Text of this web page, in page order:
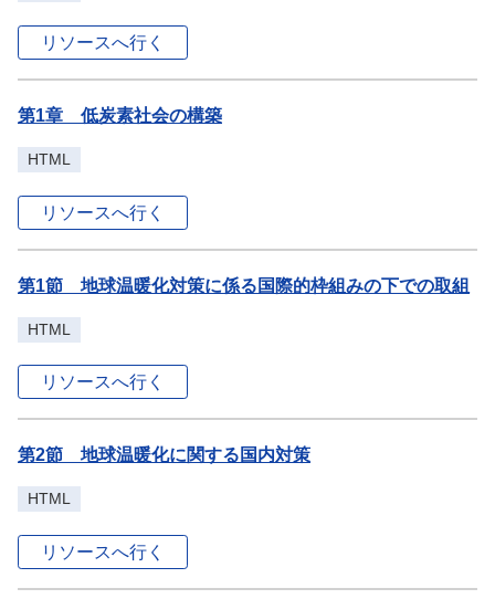
リソースへ行く
第1章 低炭素社会の構築
HTML
リソースへ行く
第1節 地球温暖化対策に係る国際的枠組みの下での取組
HTML
リソースへ行く
第2節 地球温暖化に関する国内対策
HTML
リソースへ行く